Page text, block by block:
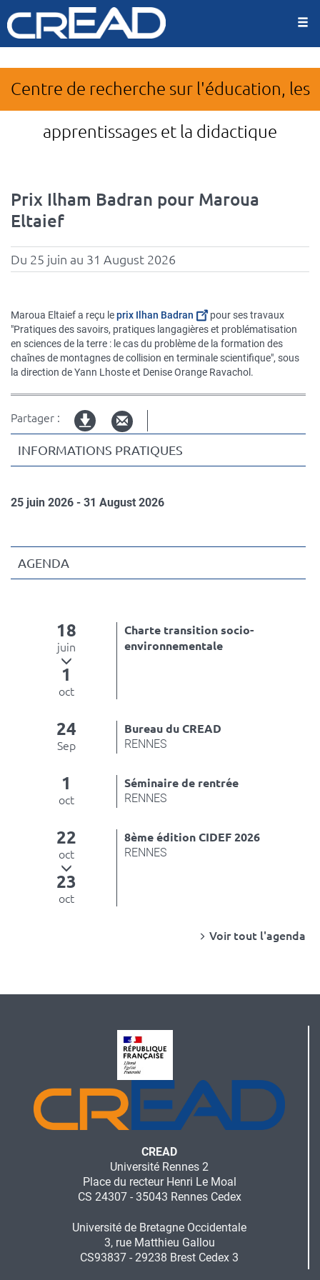
Panneau de gestion des cookies
au
contenu
Centre de recherche sur l'éducation, les
apprentissages et la didactique
Prix Ilham Badran pour Maroua
Eltaief
Du 25 juin au 31 August 2026
Maroua Eltaief a reçu leprix Ilhan Badran
pour ses travaux
"Pratiques des savoirs, pratiques langagières et problématisation
en sciences de la terre : le cas du problème de la formation des
chaînes de montagnes de collision en terminale scientifique", sous
la direction de Yann Lhoste et Denise Orange Ravachol.
Partager :
Version
imprimable
INFORMATIONS PRATIQUES
25 juin 2026 - 31 August 2026
AGENDA
18
juin
1
oct
Charte transition socio-
environnementale
24
Sep
Bureau du CREAD
RENNES
1
oct
Séminaire de rentrée
RENNES
22
oct
23
oct
8ème édition CIDEF 2026
RENNES
Voir tout l'agenda
CREAD
Université Rennes 2
Place du recteur Henri Le Moal
CS 24307 - 35043 Rennes Cedex
Université de Bretagne Occidentale
3, rue Matthieu Gallou
CS93837 - 29238 Brest Cedex 3